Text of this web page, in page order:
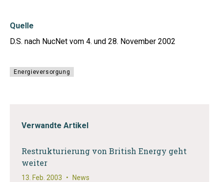
Quelle
D.S. nach NucNet vom 4. und 28. November 2002
Energieversorgung
Verwandte Artikel
Restrukturierung von British Energy geht
weiter
13. Feb. 2003 • News